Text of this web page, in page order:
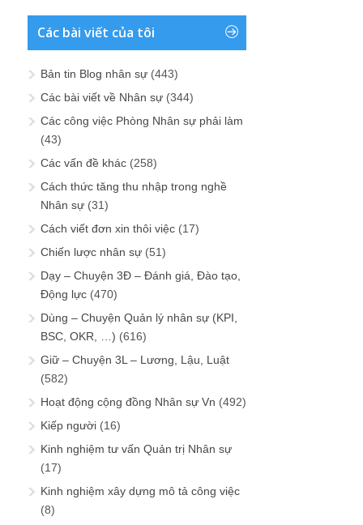
Các bài viết của tôi
Bản tin Blog nhân sự (443)
Các bài viết về Nhân sự (344)
Các công việc Phòng Nhân sự phải làm
(43)
Các vấn đề khác (258)
Cách thức tăng thu nhập trong nghề
Nhân sự (31)
Cách viết đơn xin thôi việc (17)
Chiến lược nhân sự (51)
Dạy – Chuyện 3Đ – Đánh giá, Đào tạo,
Động lực (470)
Dùng – Chuyện Quản lý nhân sự (KPI,
BSC, OKR, …) (616)
Giữ – Chuyện 3L – Lương, Lậu, Luật
(582)
Hoạt động cộng đồng Nhân sự Vn (492)
Kiếp người (16)
Kinh nghiệm tư vấn Quản trị Nhân sự
(17)
Kinh nghiệm xây dựng mô tả công việc
(8)